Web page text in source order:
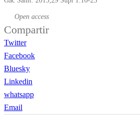
Open access
Compartir
Twitter
Facebook
Bluesky
Linkedin
whatsapp
Email